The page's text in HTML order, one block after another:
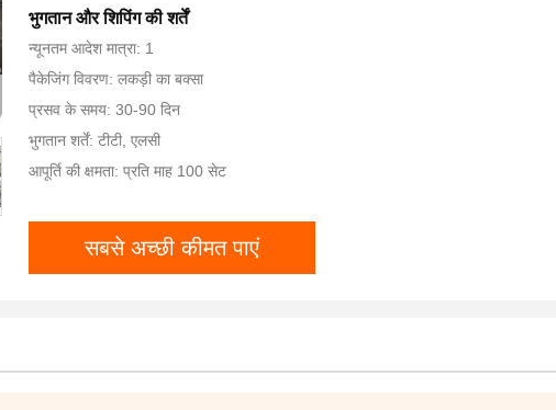
भुगतान और शिपिंग की शर्तें
न्यूनतम आदेश मात्रा: 1
पैकेजिंग विवरण: लकड़ी का बक्सा
प्रसव के समय: 30-90 दिन
भुगतान शर्तें: टीटी, एलसी
आपूर्ति की क्षमता: प्रति माह 100 सेट
सबसे अच्छी कीमत पाएं